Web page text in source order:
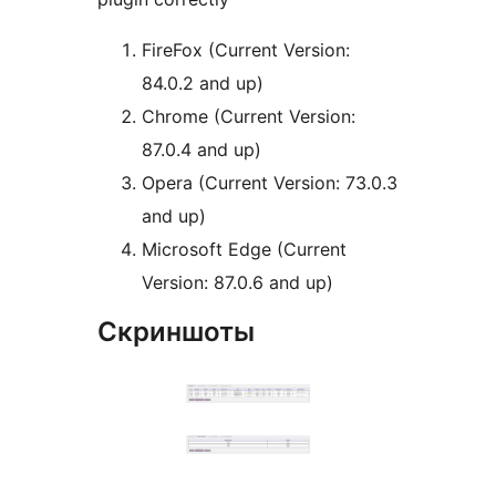
FireFox (Current Version:
84.0.2 and up)
Chrome (Current Version:
87.0.4 and up)
Opera (Current Version: 73.0.3
and up)
Microsoft Edge (Current
Version: 87.0.6 and up)
Скриншоты